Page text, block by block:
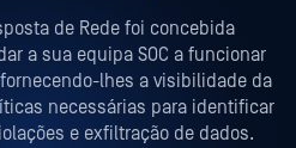
de Rede foi concebida
a sua equipa SOC a funcionar
lhes a visibilidade da
necessárias para identificar
e exfiltração de dados.